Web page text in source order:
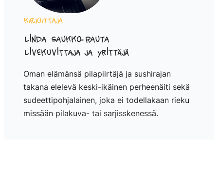
Kirjoittaja
Linda Saukko-Rauta
Livekuvittaja ja yrittäjä
Oman elämänsä pilapiirtäjä ja sushirajan
takana elelevä keski-ikäinen perheenäiti sekä
sudeettipohjalainen, joka ei todellakaan rieku
missään pilakuva- tai sarjisskenessä.